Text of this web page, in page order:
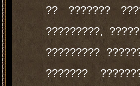
?? ???????
?????????,
?????????
???????